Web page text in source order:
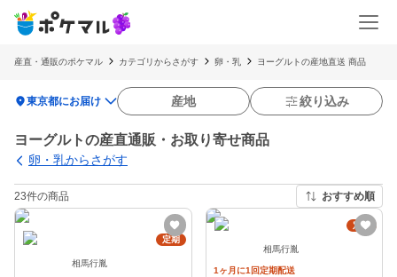
産直・通販のポケマル カテゴリからさがす 卵・乳 ヨーグルトの産地直送 商品
location_on東京都にお届け 産地 絞り込み
ヨーグルトの産直通販・お取り寄せ商品
卵・乳からさがす
23件の商品 おすすめ順
定期
相馬行胤
定期
相馬行胤
1ヶ月に1回定期配送